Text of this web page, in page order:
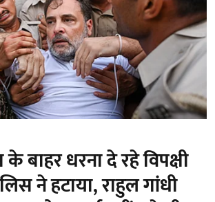
बाहर धरना दे रहे विपक्षी
ने हटाया, राहुल गांधी